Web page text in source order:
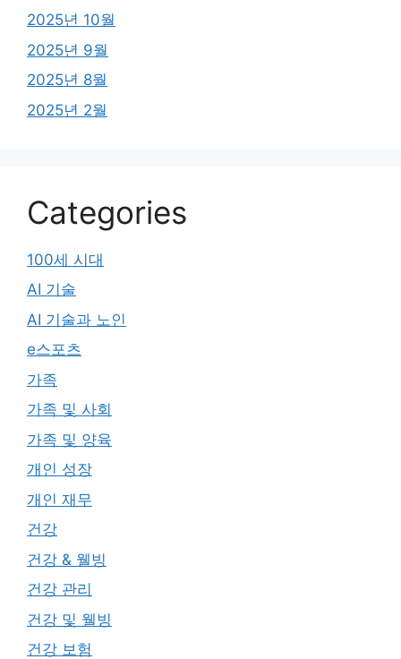
2025년 10월
2025년 9월
2025년 8월
2025년 2월
Categories
100세 시대
AI 기술
AI 기술과 노인
e스포츠
가족
가족 및 사회
가족 및 양육
개인 성장
개인 재무
건강
건강 & 웰빙
건강 관리
건강 및 웰빙
건강 보험